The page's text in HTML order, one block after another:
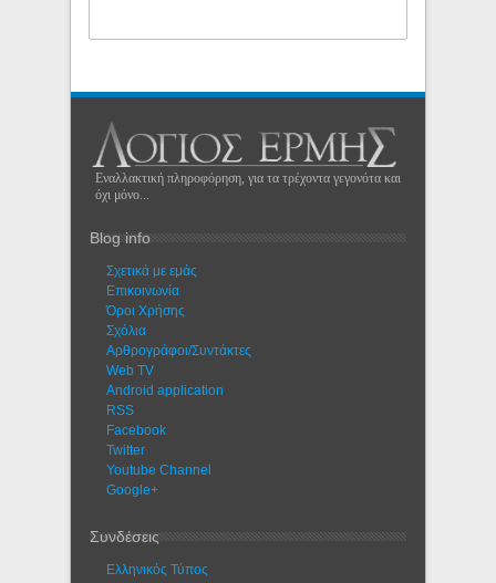
Εναλλακτική πληροφόρηση, για τα τρέχοντα γεγονότα και
όχι μόνο...
Blog info
Σχετικά με εμάς
Eπικοινωνία
Όροι Χρήσης
Σχόλια
Αρθρογράφοι/Συντάκτες
Web TV
Android application
RSS
Facebook
Twitter
Youtube Channel
Google+
Συνδέσεις
Ελληνικός Τύπος